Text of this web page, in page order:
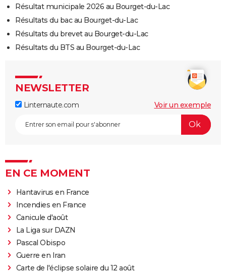
Résultat municipale 2026 au Bourget-du-Lac
Résultats du bac au Bourget-du-Lac
Résultats du brevet au Bourget-du-Lac
Résultats du BTS au Bourget-du-Lac
NEWSLETTER
Linternaute.com Voir un exemple
EN CE MOMENT
Hantavirus en France
Incendies en France
Canicule d'août
La Liga sur DAZN
Pascal Obispo
Guerre en Iran
Carte de l'éclipse solaire du 12 août